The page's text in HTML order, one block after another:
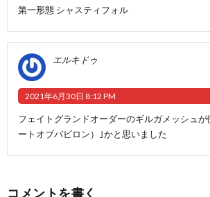
第一形態 シャスティフォル
エルキドゥ
2021年6月30日 8:12 PM
フェイトグランドオーダーのギルガメッシュ
ートオブバビロン）｣かと思いました
コメントを書く